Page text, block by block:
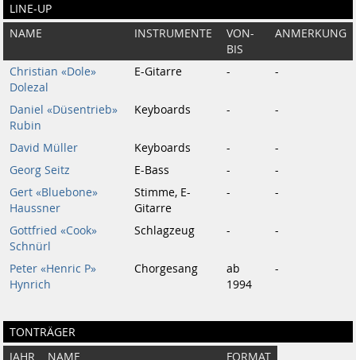
LINE-UP
NAME INSTRUMENTE
VON-
BIS
ANMERKUNG
Christian «Dole»
Dolezal
E-Gitarre - -
Daniel «Düsentrieb»
Rubin
Keyboards - -
David Müller Keyboards -
-
Georg Seitz
E-Bass -
-
Gert «Bluebone»
Haussner
Stimme, E-
Gitarre
- -
Gottfried «Cook»
Schnürl
Schlagzeug - -
Peter «Henric P»
Hynrich
Chorgesang
ab
1994
-
TONTRÄGER
JAHR NAME FORMAT